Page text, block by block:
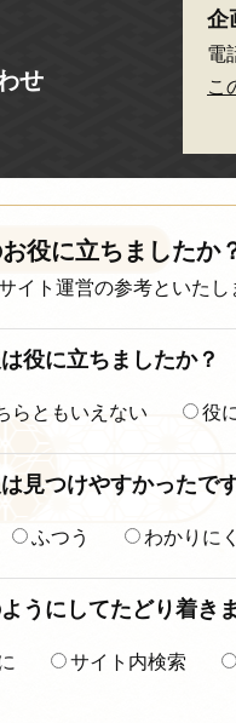
せ
企
電
こ
役に立ちましたか
イト運営の参考といたし
役に立ちましたか？
らともいえない 役
見つけやすかったで
ふつう わかりに
うにしてたどり着き
サイト内検索